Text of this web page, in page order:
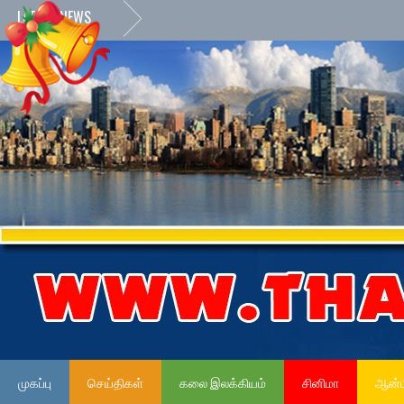
LATEST NEWS
முகப்பு செய்திகள் கலை இலக்கியம் சினிமா